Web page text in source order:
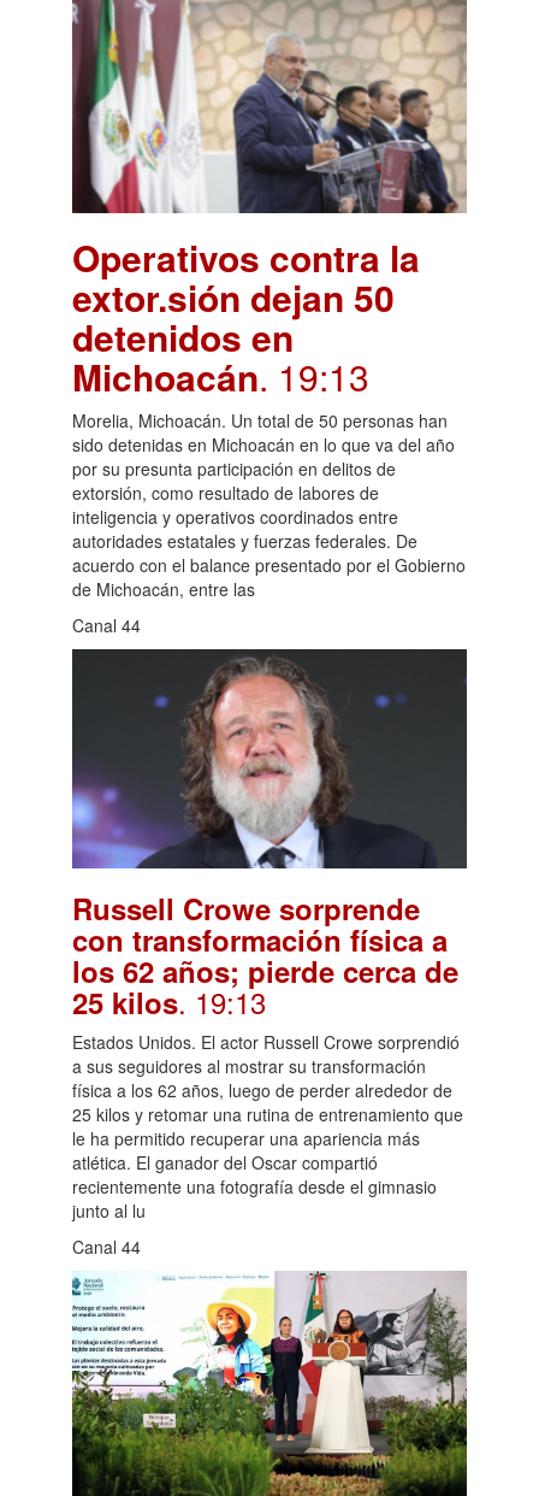
Operativos contra la
extor.sión dejan 50
detenidos en
Michoacán. 19:13
Morelia, Michoacán. Un total de 50 personas han
sido detenidas en Michoacán en lo que va del año
por su presunta participación en delitos de
extorsión, como resultado de labores de
inteligencia y operativos coordinados entre
autoridades estatales y fuerzas federales. De
acuerdo con el balance presentado por el Gobierno
de Michoacán, entre las
Canal 44
Russell Crowe sorprende
con transformación física a
los 62 años; pierde cerca de
25 kilos. 19:13
Estados Unidos. El actor Russell Crowe sorprendió
a sus seguidores al mostrar su transformación
física a los 62 años, luego de perder alrededor de
25 kilos y retomar una rutina de entrenamiento que
le ha permitido recuperar una apariencia más
atlética. El ganador del Oscar compartió
recientemente una fotografía desde el gimnasio
junto al lu
Canal 44